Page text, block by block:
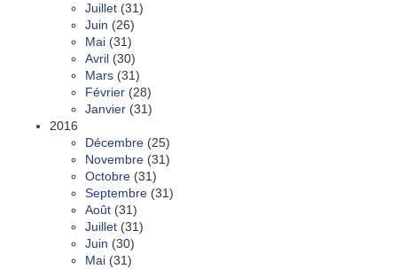
Juillet (31)
Juin (26)
Mai (31)
Avril (30)
Mars (31)
Février (28)
Janvier (31)
2016
Décembre (25)
Novembre (31)
Octobre (31)
Septembre (31)
Août (31)
Juillet (31)
Juin (30)
Mai (31)